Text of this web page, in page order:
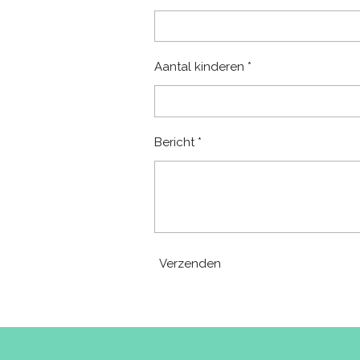
Aantal kinderen *
Bericht *
Verzenden